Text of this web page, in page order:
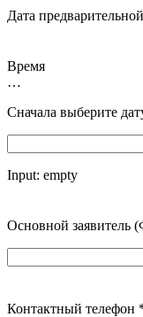
Дата
Время
…
Сначала выберите
Input: empty
Основной заявитель
Контактный телефон